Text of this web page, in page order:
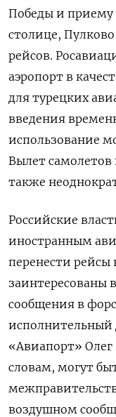
Победы и приему
столице,
рейсов.
аэропорт в
для турецких
введения
использование
Вылет самолетов
также
Российские
иностранным
перенести рейсы
заинтересованы
сообщения в
исполнительный
«Авиапорт» Олег
словам, могут
воздушном